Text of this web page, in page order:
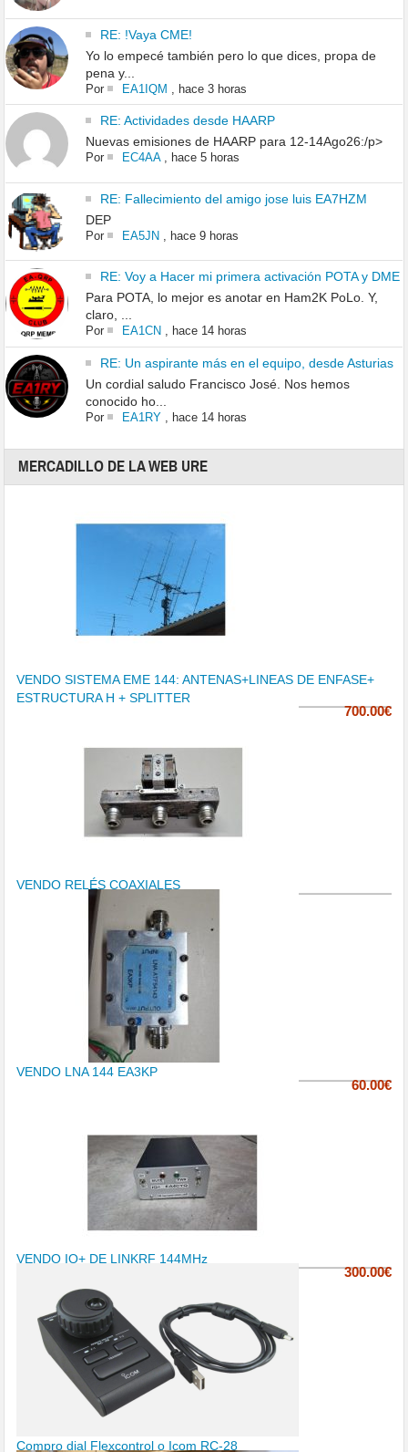
RE: !Vaya CME!
Yo lo empecé también pero lo que dices, propa de
pena y...
Por EA1IQM hace 3 horas
RE: Actividades desde HAARP
Nuevas emisiones de HAARP para 12-14Ago26:/p>
Por EC4AA, hace 5 horas
RE: Fallecimiento del amigo jose luis EA7HZM
DEP
Por EA5JN, hace 9 horas
RE: Voy a Hacer mi primera activación POTA y DME
Para POTA, lo mejor es anotar en Ham2K PoLo. Y,
claro, ...
Por EA1CN , hace 14 horas
RE: Un aspirante más en el equipo, desde Asturias
Un cordial saludo Francisco José. Nos hemos
conocido ho...
Por EA1RY, hace 14 horas
MERCADILLO DE LA WEB URE
VENDO SISTEMA EME 144: ANTENAS+LINEAS DE ENFASE+
ESTRUCTURA H + SPLITTER
700.00€
VENDO RELÉS COAXIALES
VENDO LNA 144 EA3KP
60.00€
VENDO IQ+ DE LINKRF 144MHz
300.00€
Compro dial Flexcontrol o Icom RC-28